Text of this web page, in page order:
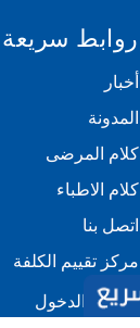
روابط سريعة
أخبار
المدونة
كلام المرضى
كلام الاطباء
اتصل بنا
مركز تقييم الكلفة
تسجيل الدخول